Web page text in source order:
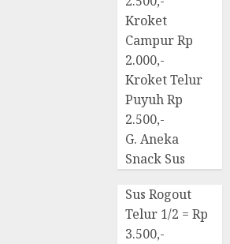
Kroket
Campur Rp
2.000,-
Kroket Telur
Puyuh Rp
2.500,-
G. Aneka
Snack Sus
Sus Rogout
Telur 1/2 = Rp
3.500,-